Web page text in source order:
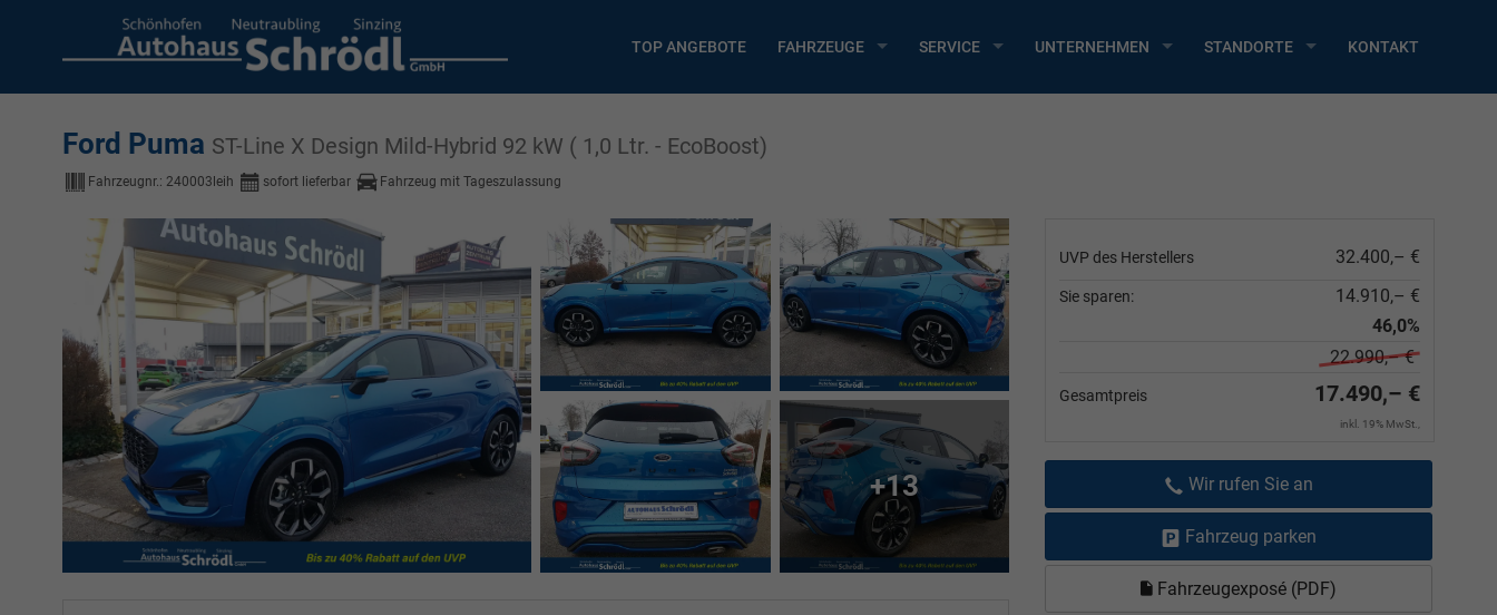
TOP ANGEBOTE FAHRZEUGE SERVICE UNTERNEHMEN STANDORTE KONTAKT
Ford Puma ST-Line X Design Mild-Hybrid 92 kW ( 1,0 Ltr. - EcoBoost)
Fahrzeugnr.: 240003leih sofort lieferbar Fahrzeug mit Tageszulassung
UVP des Herstellers 32.400,– €
Sie sparen:
14.910,– €
46,0%
22.990,– €
Gesamtpreis 17.490,– €
inkl. 19% MwSt.,
Wir rufen Sie an
Fahrzeug parken
Fahrzeugexposé (PDF)
+13